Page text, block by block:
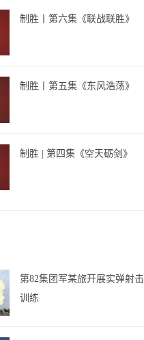
制胜丨第六集《联战联胜》
制胜丨第五集《东风浩荡》
制胜 | 第四集《空天砺剑》
第82集团军某旅开展实弹射击
训练